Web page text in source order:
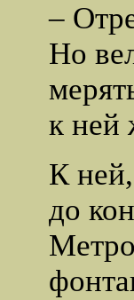
–
Но
к ней
К
до